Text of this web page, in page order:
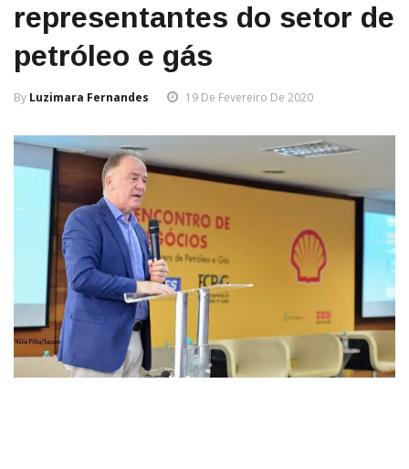
representantes do setor de
petróleo e gás
By Luzimara Fernandes 19 De Fevereiro De 2020